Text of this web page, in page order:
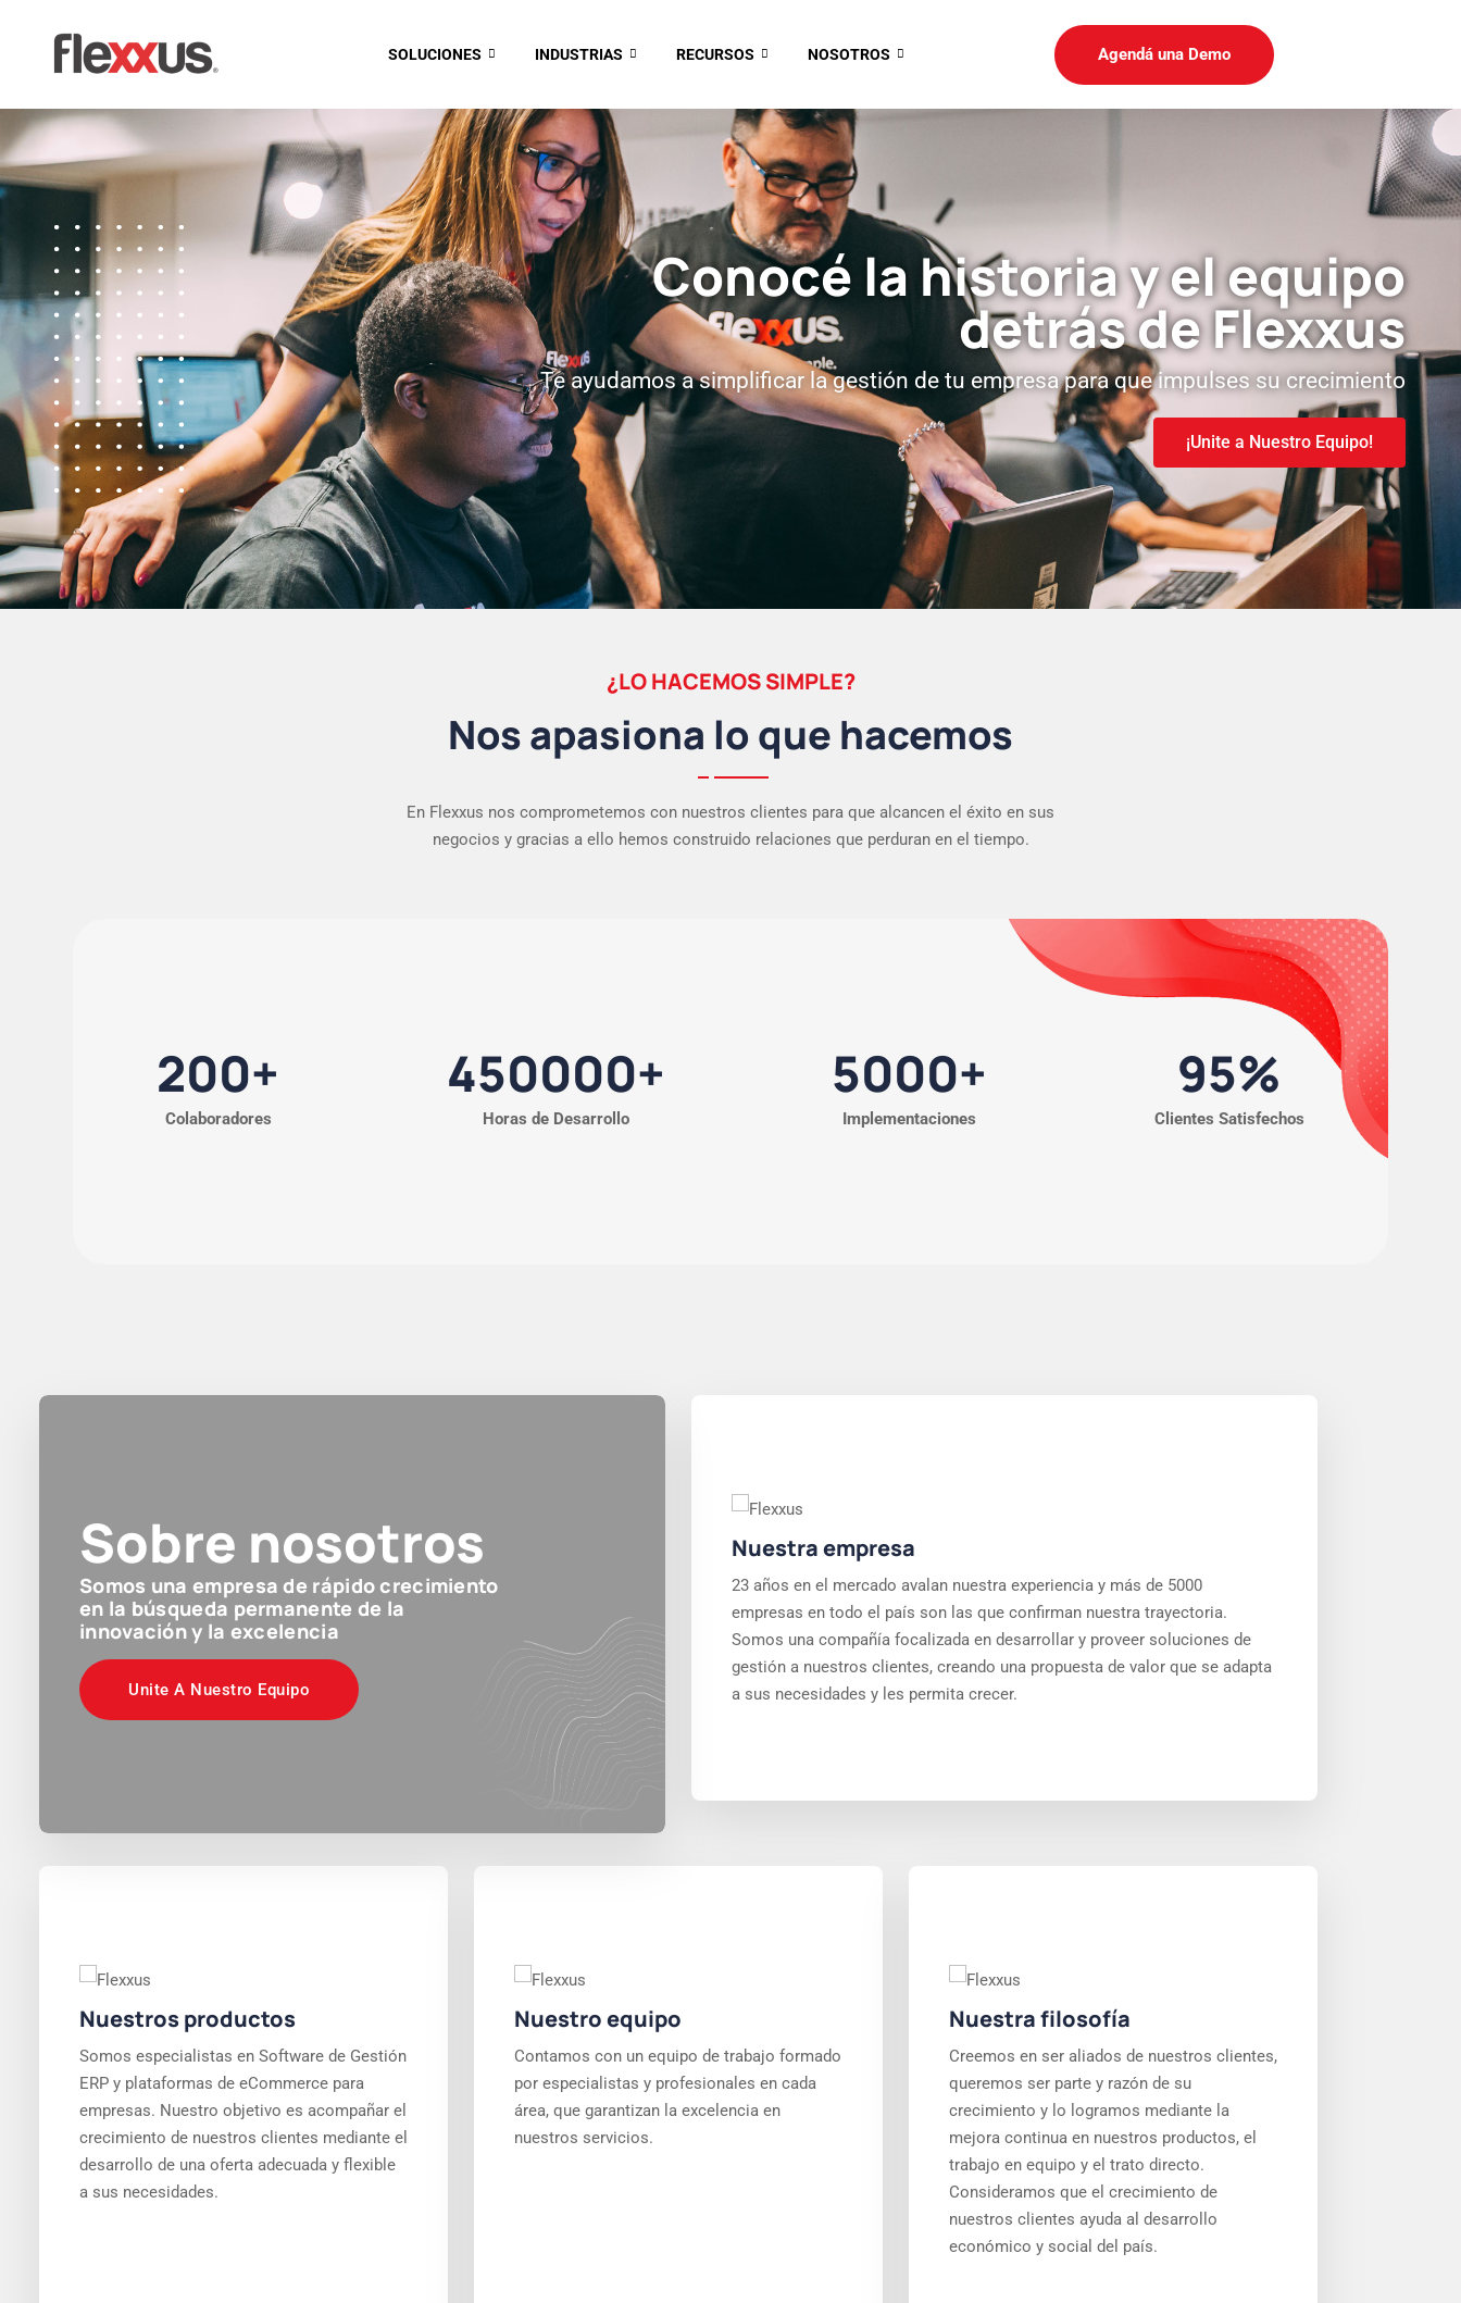
SOLUCIONES INDUSTRIAS RECURSOS NOSOTROS Agendá una Demo
Conocé la historia y el equipo
detrás de Flexxus
Te ayudamos a simplificar la gestión de tu empresa para que impulses su crecimiento
¡Unite a Nuestro Equipo!
¿LO HACEMOS SIMPLE?
Nos apasiona lo que hacemos
En Flexxus nos comprometemos con nuestros clientes para que alcancen el éxito en sus
negocios y gracias a ello hemos construido relaciones que perduran en el tiempo.
200+
Colaboradores
450000+
Horas de Desarrollo
5000+
Implementaciones
95%
Clientes Satisfechos
Sobre nosotros
Somos una empresa de rápido crecimiento
en la búsqueda permanente de la
innovación y la excelencia
Unite A Nuestro Equipo
Nuestra empresa
23 años en el mercado avalan nuestra experiencia y más de 5000
empresas en todo el país son las que confirman nuestra trayectoria.
Somos una compañía focalizada en desarrollar y proveer soluciones de
gestión a nuestros clientes, creando una propuesta de valor que se adapta
a sus necesidades y les permita crecer.
Nuestros productos
Somos especialistas en Software de Gestión
ERP y plataformas de eCommerce para
empresas. Nuestro objetivo es acompañar el
crecimiento de nuestros clientes mediante el
desarrollo de una oferta adecuada y flexible
a sus necesidades.
Nuestro equipo
Contamos con un equipo de trabajo formado
por especialistas y profesionales en cada
área, que garantizan la excelencia en
nuestros servicios.
Nuestra filosofía
Creemos en ser aliados de nuestros clientes,
queremos ser parte y razón de su
crecimiento y lo logramos mediante la
mejora continua en nuestros productos, el
trabajo en equipo y el trato directo.
Consideramos que el crecimiento de
nuestros clientes ayuda al desarrollo
económico y social del país.